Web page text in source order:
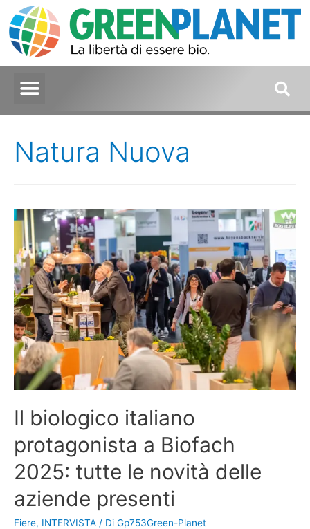
Natura Nuova
Il biologico italiano
protagonista a Biofach
2025: tutte le novità delle
aziende presenti
Fiere, INTERVISTA / Di Gp753Green-Planet